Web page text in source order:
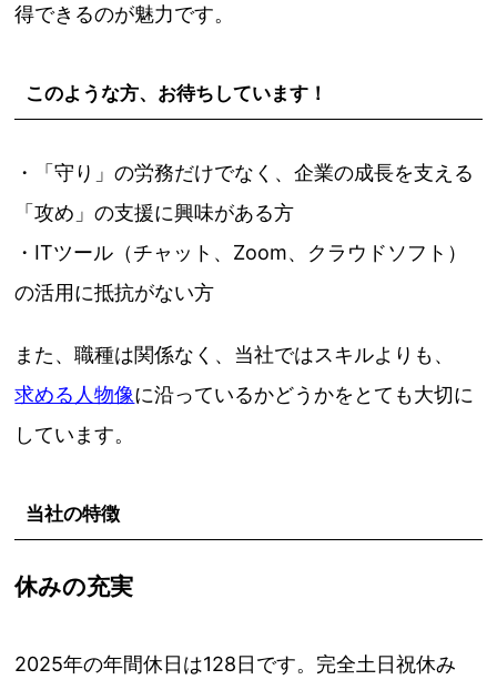
得できるのが魅力です。
このような方、お待ちしています！
・「守り」の労務だけでなく、企業の成長を支える
「攻め」の支援に興味がある方
・ITツール（チャット、Zoom、クラウドソフト）
の活用に抵抗がない方
また、職種は関係なく、当社ではスキルよりも、
求める人物像に沿っているかどうかをとても大切に
しています。
当社の特徴
休みの充実
2025年の年間休日は128日です。完全土日祝休み